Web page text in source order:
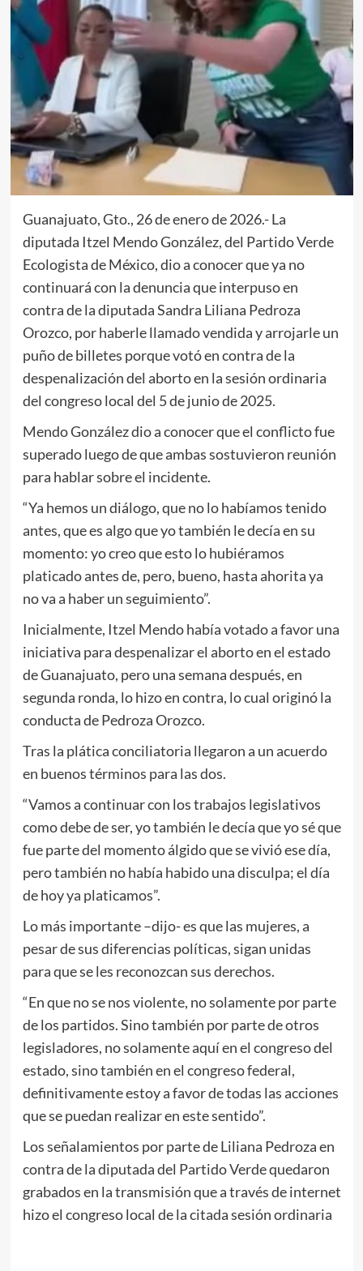
Guanajuato, Gto., 26 de enero de 2026.- La
diputada Itzel Mendo González, del Partido Verde
Ecologista de México, dio a conocer que ya no
continuará con la denuncia que interpuso en
contra de la diputada Sandra Liliana Pedroza
Orozco, por haberle llamado vendida y arrojarle un
puño de billetes porque votó en contra de la
despenalización del aborto en la sesión ordinaria
del congreso local del 5 de junio de 2025.
Mendo González dio a conocer que el conflicto fue
superado luego de que ambas sostuvieron reunión
para hablar sobre el incidente.
“Ya hemos un diálogo, que no lo habíamos tenido
antes, que es algo que yo también le decía en su
momento: yo creo que esto lo hubiéramos
platicado antes de, pero, bueno, hasta ahorita ya
no va a haber un seguimiento”.
Inicialmente, Itzel Mendo había votado a favor una
iniciativa para despenalizar el aborto en el estado
de Guanajuato, pero una semana después, en
segunda ronda, lo hizo en contra, lo cual originó la
conducta de Pedroza Orozco.
Tras la plática conciliatoria llegaron a un acuerdo
en buenos términos para las dos.
“Vamos a continuar con los trabajos legislativos
como debe de ser, yo también le decía que yo sé que
fue parte del momento álgido que se vivió ese día,
pero también no había habido una disculpa; el día
de hoy ya platicamos”.
Lo más importante –dijo- es que las mujeres, a
pesar de sus diferencias políticas, sigan unidas
para que se les reconozcan sus derechos.
“En que no se nos violente, no solamente por parte
de los partidos. Sino también por parte de otros
legisladores, no solamente aquí en el congreso del
estado, sino también en el congreso federal,
definitivamente estoy a favor de todas las acciones
que se puedan realizar en este sentido”.
Los señalamientos por parte de Liliana Pedroza en
contra de la diputada del Partido Verde quedaron
grabados en la transmisión que a través de internet
hizo el congreso local de la citada sesión ordinaria